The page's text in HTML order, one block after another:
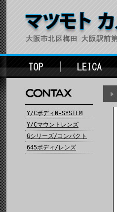
Y/CボディN-SYSTEM
Y/Cマウントレンズ
Gシリーズ/コンパクト
645ボディ/レンズ